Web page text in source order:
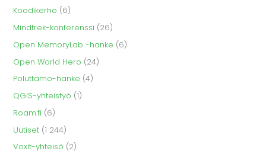
Koodikerho (6)
Mindtrek-konferenssi (26)
Open MemoryLab -hanke (6)
Open World Hero (24)
Poluttamo-hanke (4)
QGIS-yhteistyö (1)
Roam.fi (6)
Uutiset (1 244)
Voxit-yhteisö (2)